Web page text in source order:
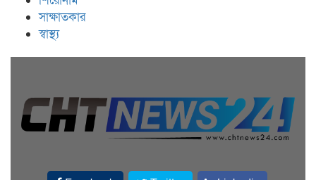
সাক্ষাতকার
স্বাস্থ্য